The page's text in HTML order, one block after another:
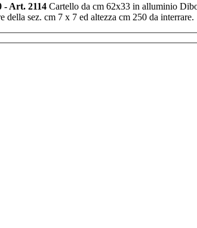
- Art. 2114 Cartello da cm 62x33 in alluminio
sez. cm 7 x 7 ed altezza cm 250 da interrare.